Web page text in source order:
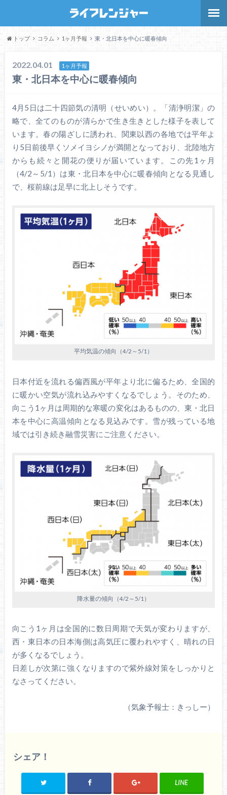
トップ コラム 1ヶ月予報 東・北日本を中心に暖春傾向
2022.04.01 1ヶ月予報
東・北日本を中心に暖春傾向
4月5日は二十四節気の清明（せいめい）。「清浄明潔」の
略で、全てのものが清らかで生き生きとした様子を表して
います。春の陽ざしに誘われ、関東以西の各地では平年よ
り5日前後早くソメイヨシノが満開となっており、北陸地方
からも続々と開花の便りが届いています。この先1ヶ月
（4/2～5/1）は東・北日本を中心に暖春傾向となる見通し
で、桜前線は足早に北上しそうです。
平均気温の傾向（4/2～5/1）
日本付近を流れる偏西風が平年より北に偏るため、全国的
に暖かい空気が流れ込みやすくなるでしょう。そのため、
向こう1ヶ月は周期的な寒暖の変化はあるものの、東・北日
本を中心に高温傾向となる見込みです。雪が残っている地
域では引き続き融雪災害にご注意ください。
降水量の傾向（4/2～5/1）
向こう1ヶ月は全国的に数日周期で天気が変わりますが、
西・東日本の日本海側は高気圧に覆われやすく、晴れの日
が多くなるでしょう。
日差しが次第に強くなりますので紫外線対策をしっかりと
なさってください。
（気象予報士：きっしー）
シェア！
LINE